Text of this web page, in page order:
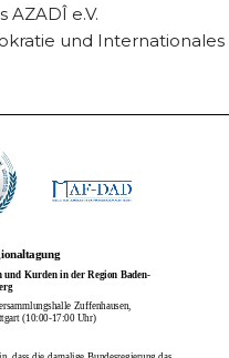
AZADÎ e.V.
und Internationales